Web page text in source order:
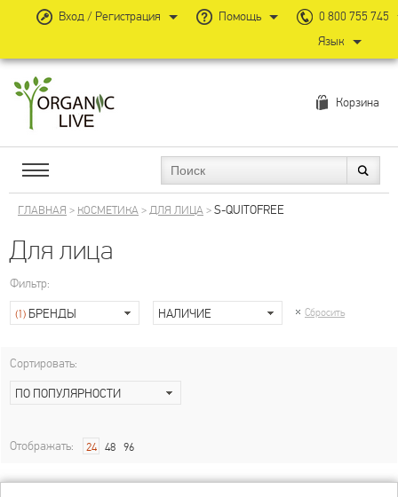
Корзина
ГЛАВНАЯ > КОСМЕТИКА>ДЛЯ ЛИЦА>S-QUITOFREE
Для лица
Фильтр:
(1) БРЕНДЫ НАЛИЧИЕ Сбросить
Сортировать:
ПО ПОПУЛЯРНОСТИ
Отображать: 24 48 96
Вход / Регистрация Помощь
0 800 755 745
Язык